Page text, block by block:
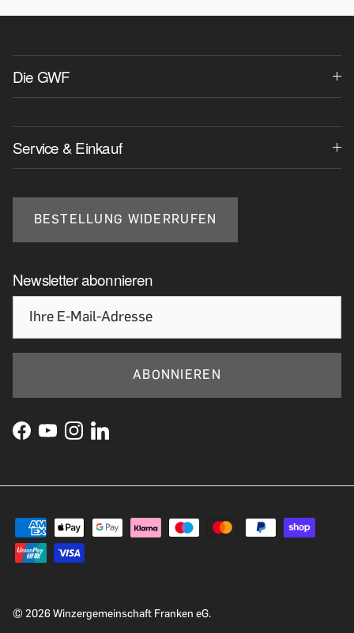
Die GWF
Service & Einkauf
BESTELLUNG WIDERRUFEN
Newsletter abonnieren
ABONNIEREN
© 2026Winzergemeinschaft Franken eG.